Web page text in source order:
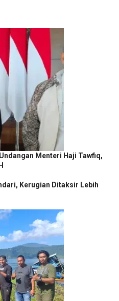
Menteri Haji Tawfiq,
Kerugian Ditaksir Lebih